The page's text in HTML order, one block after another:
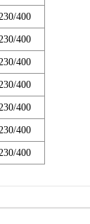
400
400
400
400
400
400
400